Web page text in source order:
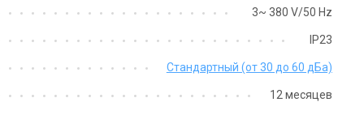
Снят с производства
3~ 380 V/50 Hz
IP23
Стандартный (от 30 до 60 дБа)
12 месяцев